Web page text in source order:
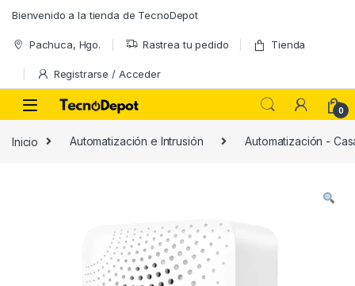
Bienvenido a la tienda de TecnoDepot
Pachuca, Hgo. Rastrea tu pedido Tienda
Registrarse / Acceder
0
Inicio Automatización e Intrusión Automatización -